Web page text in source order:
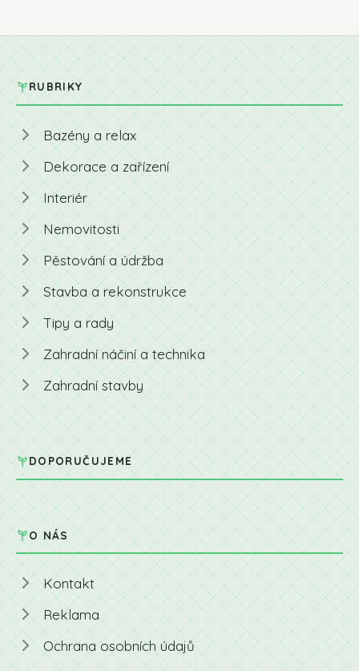
RUBRIKY
Bazény a relax
Dekorace a zařízení
Interiér
Nemovitosti
Pěstování a údržba
Stavba a rekonstrukce
Tipy a rady
Zahradní náčiní a technika
Zahradní stavby
DOPORUČUJEME
O NÁS
Kontakt
Reklama
Ochrana osobních údajů